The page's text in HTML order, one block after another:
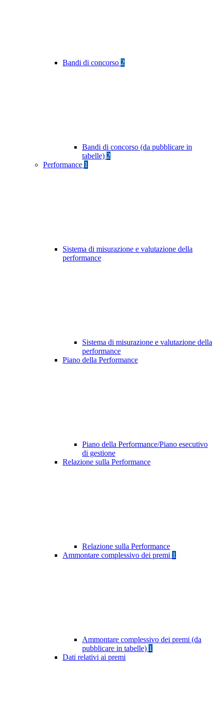
Bandi di concorso 2
Bandi di concorso (da pubblicare in
tabelle) 2
Performance 1
Sistema di misurazione e valutazione della
performance
Sistema di misurazione e valutazione della
performance
Piano della Performance
Piano della Performance/Piano esecutivo
di gestione
Relazione sulla Performance
Relazione sulla Performance
Ammontare complessivo dei premi 1
Ammontare complessivo dei premi (da
pubblicare in tabelle) 1
Dati relativi ai premi